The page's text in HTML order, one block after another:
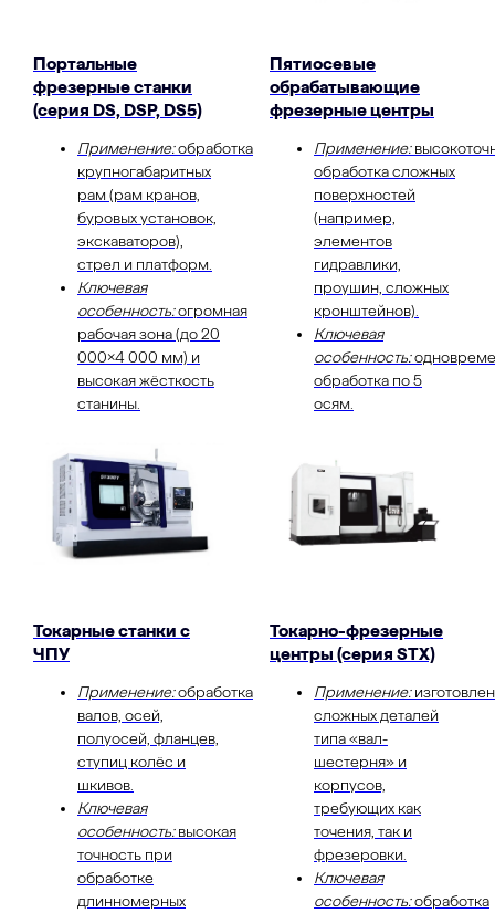
Портальные
фрезерные станки
(серия DS, DSP, DS5)
Применение:обработка
крупногабаритных
рам (рам кранов,
буровых установок,
экскаваторов),
стрел и платформ.
Ключевая
особенность:огромная
рабочая зона (до 20
000×4 000 мм) и
высокая жёсткость
станины.
Пятиосевые
обрабатывающие
фрезерные центры
Применение:
обработка сложных
поверхностей
(например,
элементов
гидравлики,
проушин, сложных
кронштейнов).
Ключевая
особенность:
обработка по 5
осям.
Токарные станки с
ЧПУ
Применение:обработка
валов, осей,
полуосей, фланцев,
ступиц колёс и
шкивов.
Ключевая
особенность:высокая
точность при
обработке
длинномерных
Токарно-фрезерные
центры (серия STX)
Применение:
сложных деталей
типа «вал-
шестерня» и
корпусов,
требующих как
точения, так и
фрезеровки.
Ключевая
особенность:обработка